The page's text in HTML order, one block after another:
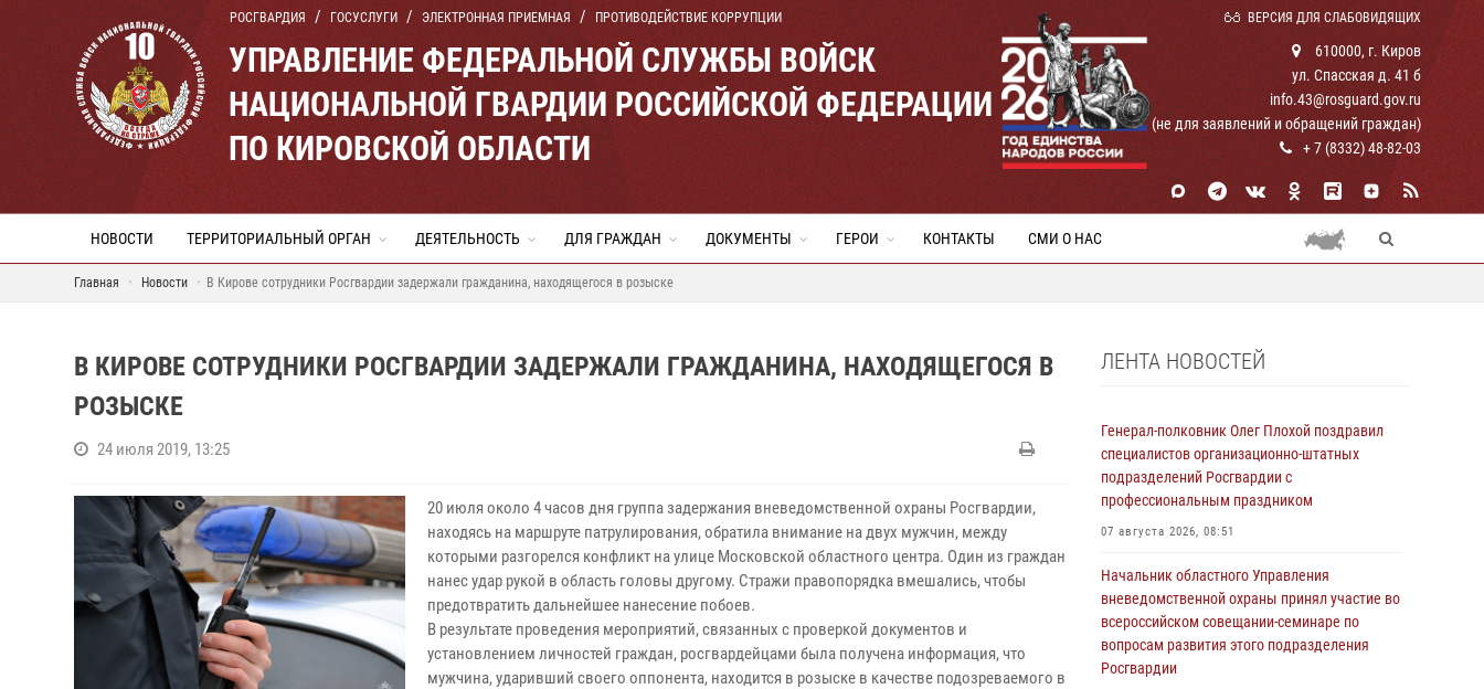
РОСГВАРДИЯ ГОСУСЛУГИ ЭЛЕКТРОННАЯ ПРИЕМНАЯ ПРОТИВОДЕЙСТВИЕ КОРРУПЦИИ ВЕРСИЯ ДЛЯ СЛАБОВИДЯЩИХ
УПРАВЛЕНИЕ ФЕДЕРАЛЬНОЙ СЛУЖБЫ ВОЙСК
НАЦИОНАЛЬНОЙ ГВАРДИИ РОССИЙСКОЙ ФЕДЕРАЦИИ
ПО КИРОВСКОЙ ОБЛАСТИ
610000, г. Киров
ул. Спасская д. 41 б
info.43@rosguard.gov.ru
(не для заявлений и обращений граждан)
+ 7 (8332) 48-82-03
НОВОСТИ ТЕРРИТОРИАЛЬНЫЙ ОРГАН ДЕЯТЕЛЬНОСТЬ ДЛЯ ГРАЖДАН ДОКУМЕНТЫ ГЕРОИ КОНТАКТЫ СМИ О НАС
Главная Новости В Кирове сотрудники Росгвардии задержали гражданина, находящегося в розыске
В КИРОВЕ СОТРУДНИКИ РОСГВАРДИИ ЗАДЕРЖАЛИ ГРАЖДАНИНА, НАХОДЯЩЕГОСЯ В
РОЗЫСКЕ
24 июля 2019, 13:25
20 июля около 4 часов дня группа задержания вневедомственной охраны Росгвардии,
находясь на маршруте патрулирования, обратила внимание на двух мужчин, между
которыми разгорелся конфликт на улице Московской областного центра. Один из граждан
нанес удар рукой в область головы другому. Стражи правопорядка вмешались, чтобы
предотвратить дальнейшее нанесение побоев.
В результате проведения мероприятий, связанных с проверкой документов и
установлением личностей граждан, росгвардейцами была получена информация, что
мужчина, ударивший своего оппонента, находится в розыске в качестве подозреваемого в
ЛЕНТА НОВОСТЕЙ
Генерал-полковник Олег Плохой поздравил
специалистов организационно-штатных
подразделений Росгвардии с
профессиональным праздником
07 августа 2026, 08:51
Начальник областного Управления
вневедомственной охраны принял участие во
всероссийском совещании-семинаре по
вопросам развития этого подразделения
Росгвардии